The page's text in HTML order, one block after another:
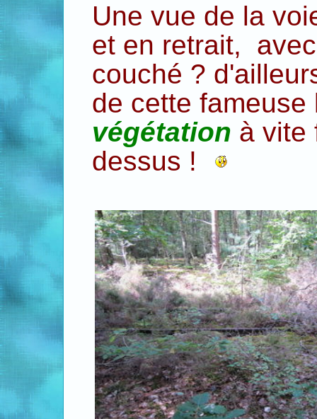
Une vue de la
et en retrait,
couché ?
de cette
végétation à vite
dessus !